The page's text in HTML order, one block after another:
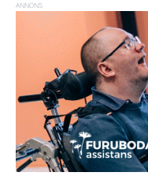
ANNONS